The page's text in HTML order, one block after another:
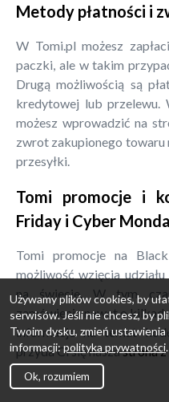
Metody płatności i
W Tomi.pl możesz
paczki, ale w takim
Drugą możliwością są
kredytowej lub
możesz wprowadzić na
zwrot zakupionego towaru
przesyłki.
Tomi promocje i
Friday i Cyber
Tomi promocje na
możliwość wzięcia
na świecie. W tym
zamówienia nawet o
informacje na temat
przyda Ci się naszastrona
Używamy plików cookies, by
serwisów. Jeśli nie chcesz, by
Twoim dysku, zmień
informacji:polityka prywatności.
Ok, rozumiem